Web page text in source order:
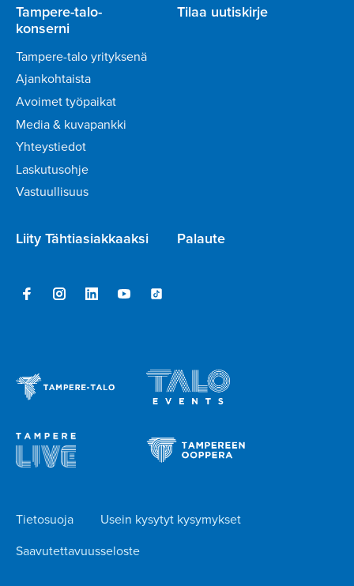
Tampere-talo-
konserni
Tampere-talo yrityksenä
Ajankohtaista
Avoimet työpaikat
Media & kuvapankki
Yhteystiedot
Laskutusohje
Vastuullisuus
Tilaa uutiskirje
Liity Tähtiasiakkaaksi Palaute
Tietosuoja
Usein kysytyt kysymykset
Saavutettavuusseloste